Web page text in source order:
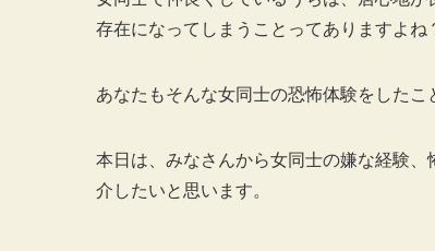
存在になってしまうことってありますよね
あなたもそんな女同士の恐怖体験をしたこ
本日は、みなさんから女同士の嫌な経験
介したいと思います。